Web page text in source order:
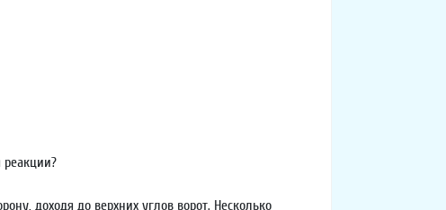
доходя до верхних углов ворот. Несколько